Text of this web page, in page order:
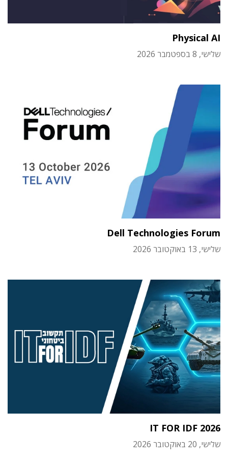
Physical AI
שלישי, 8 בספטמבר 2026
Dell Technologies Forum
שלישי, 13 באוקטובר 2026
IT FOR IDF 2026
שלישי, 20 באוקטובר 2026